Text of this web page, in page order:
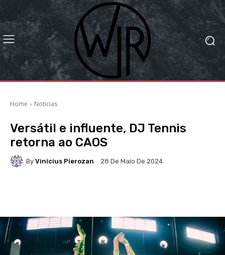
Home Noticias
Versátil e influente, DJ Tennis
retorna ao CAOS
By Vinicius Pierozan 28 De Maio De 2024